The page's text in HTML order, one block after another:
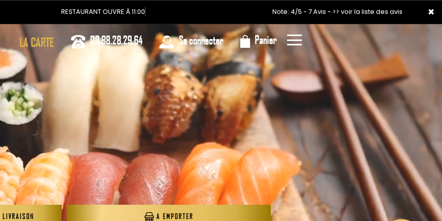
×
RESTAURANT OUVRE À 11:00 Note: 4/5 - 7 Avis - >> voir la liste des avis
LA CARTE 03.88.28.29.64 Se connecter Panier
×
A EMPORTER